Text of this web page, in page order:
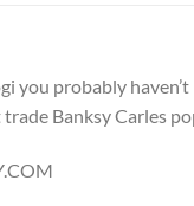
you probably
Banksy Carles